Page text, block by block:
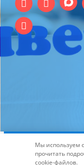
Мы используем
прочитать
cookie-файлов.